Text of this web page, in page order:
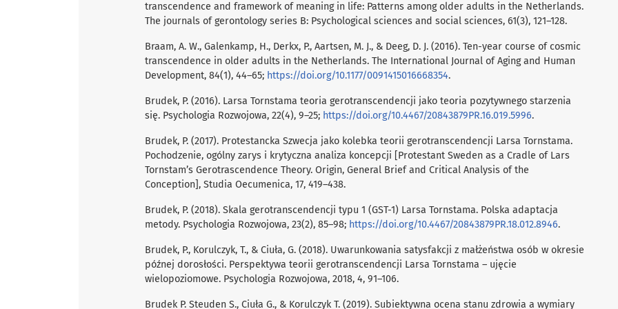
transcendence and framework of meaning in life: Patterns among older adults in the Netherlands.
The journals of gerontology series B: Psychological sciences and social sciences, 61(3), 121–128.
Braam, A. W., Galenkamp, H., Derkx, P., Aartsen, M. J., & Deeg, D. J. (2016). Ten-year course of cosmic
transcendence in older adults in the Netherlands. The International Journal of Aging and Human
Development, 84(1), 44–65; https://doi.org/10.1177/0091415016668354.
Brudek, P. (2016). Larsa Tornstama teoria gerotranscendencji jako teoria pozytywnego starzenia
się. Psychologia Rozwojowa, 22(4), 9–25; https://doi.org/10.4467/20843879PR.16.019.5996.
Brudek, P. (2017). Protestancka Szwecja jako kolebka teorii gerotranscendencji Larsa Tornstama.
Pochodzenie, ogólny zarys i krytyczna analiza koncepcji [Protestant Sweden as a Cradle of Lars
Tornstam’s Gerotrascendence Theory. Origin, General Brief and Critical Analysis of the
Conception], Studia Oecumenica, 17, 419–438.
Brudek, P. (2018). Skala gerotranscendencji typu 1 (GST-1) Larsa Tornstama. Polska adaptacja
metody. Psychologia Rozwojowa, 23(2), 85–98; https://doi.org/10.4467/20843879PR.18.012.8946.
Brudek, P., Korulczyk, T., & Ciuła, G. (2018). Uwarunkowania satysfakcji z małżeństwa osób w okresie
późnej dorosłości. Perspektywa teorii gerotranscendencji Larsa Tornstama – ujęcie
wielopoziomowe. Psychologia Rozwojowa, 2018, 4, 91–106.
Brudek P. Steuden S., Ciuła G., & Korulczyk T. (2019). Subiektywna ocena stanu zdrowia a wymiary